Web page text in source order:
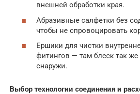
внешней обработки края.
Абразивные салфетки без
чтобы не спровоцировать
Ершики для чистки
фитингов — там блеск так же
снаружи.
Выбор технологии соединения и